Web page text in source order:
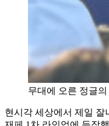
무대에 오른 정글의
현시각 세상에서 제일 잘